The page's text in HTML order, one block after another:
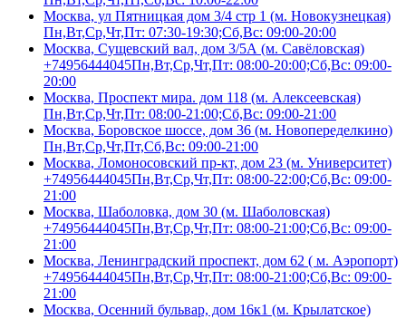
Москва, ул Пятницкая дом 3/4 стр 1 (м. Новокузнецкая)
Пн,Вт,Ср,Чт,Пт: 07:30-19:30;Сб,Вс: 09:00-20:00
Москва, Сущевский вал, дом 3/5А (м. Савёловская)
+74956444045Пн,Вт,Ср,Чт,Пт: 08:00-20:00;Сб,Вс: 09:00-
20:00
Москва, Проспект мира. дом 118 (м. Алексеевская)
Пн,Вт,Ср,Чт,Пт: 08:00-21:00;Сб,Вс: 09:00-21:00
Москва, Боровское шоссе, дом 36 (м. Новопеределкино)
Пн,Вт,Ср,Чт,Пт,Сб,Вс: 09:00-21:00
Москва, Ломоносовский пр-кт, дом 23 (м. Университет)
+74956444045Пн,Вт,Ср,Чт,Пт: 08:00-22:00;Сб,Вс: 09:00-
21:00
Москва, Шаболовка, дом 30 (м. Шаболовская)
+74956444045Пн,Вт,Ср,Чт,Пт: 08:00-21:00;Сб,Вс: 09:00-
21:00
Москва, Ленинградский проспект, дом 62 ( м. Аэропорт)
+74956444045Пн,Вт,Ср,Чт,Пт: 08:00-21:00;Сб,Вс: 09:00-
21:00
Москва, Осенний бульвар, дом 16к1 (м. Крылатское)